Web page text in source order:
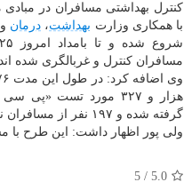
کنترل بهداشتی مسافران در
با همکاری وزارت بهداشت، درمان و
مسافران کنترل و غربالگری شده
هزار و ۳۲۷ مورد تست
گرفته شده و ۱۹۷ نفر از مسافران نیز بصورت موقت قرنطینه شده اند.
ولی پور اظهار داشت: این طرح با مشارکت ۴۷۱ نیروی عملیاتی در ۱۶
5.0
/ 5